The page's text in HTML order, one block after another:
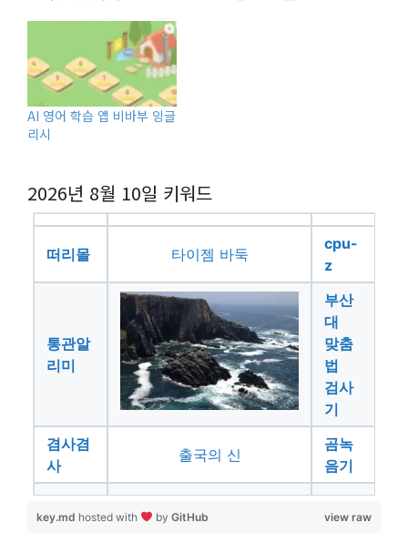
AI 영어 학습 앱 비바부 잉글
리시
2026년 8월 10일 키워드
떠리몰 타이젬 바둑
cpu-
z
통관알
리미
부산
대
맞춤
법
검사
기
겸사겸
사
출국의 신
곰녹
음기
view raw
key.md hosted with by GitHub